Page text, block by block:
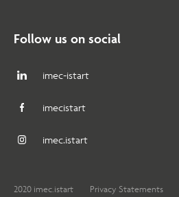
Follow us on social
imec-istart
imecistart
imec.istart
2020 imec.istart Privacy Statements